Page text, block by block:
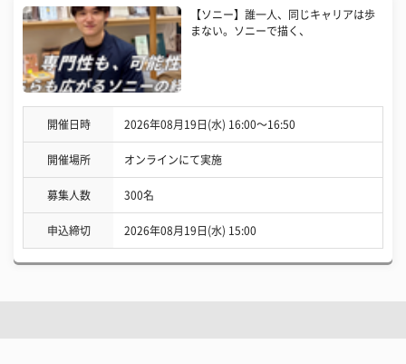
【ソニー】誰一人、同じキャリアは歩
まない。ソニーで描く、
開催日時 2026年08月19日(水) 16:00〜16:50
開催場所 オンラインにて実施
募集人数 300名
申込締切 2026年08月19日(水) 15:00